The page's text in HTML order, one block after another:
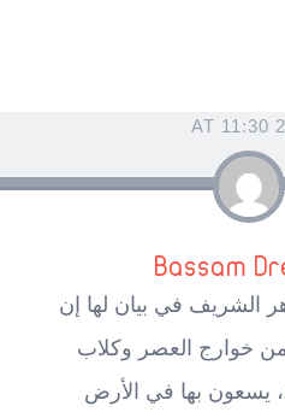
Bassam
الشريف في بيان لها إن
خوارج العصر وكلاب
يسعون بها في الأرض